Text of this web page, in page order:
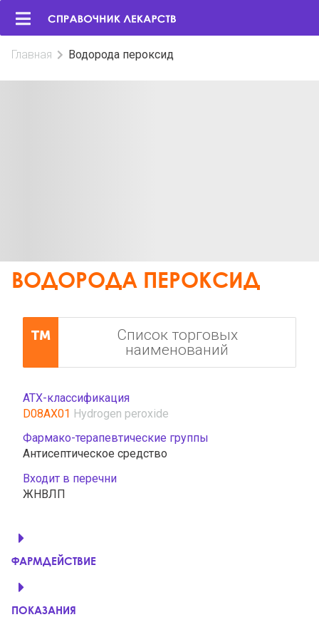
Главная Водорода пероксид
ВОДОРОДА ПЕРОКСИД
Список торговых
наименований
АТХ-классификация
D08AX01 Hydrogen peroxide
Фармако-терапевтические группы
Антисептическое средство
Входит в перечни
ЖНВЛП
ФАРМДЕЙСТВИЕ
ПОКАЗАНИЯ